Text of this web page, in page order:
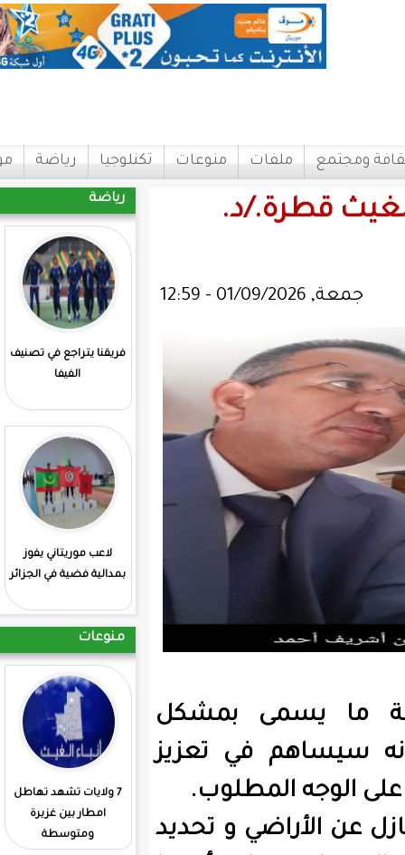
منوعات تكنلوجيا رياضة مواقع اتصل بنا
رياضة
فريقنا يتراجع في تصنيف
المرابطون يفوزون علي
مدغشقر
بمدالية فضية في الجزائر
: انطلاق منافسات
الشطرنج بمشاركة
7 ولايات تشهد تهاطل
امطار بين غزيرة
ومتوسطة
الجمعية 3 للأتحادية
الوطنية. للتنمية تحت
إشراف وزير التنمية
د.
بمشكل
في تعزيز
و تحديد